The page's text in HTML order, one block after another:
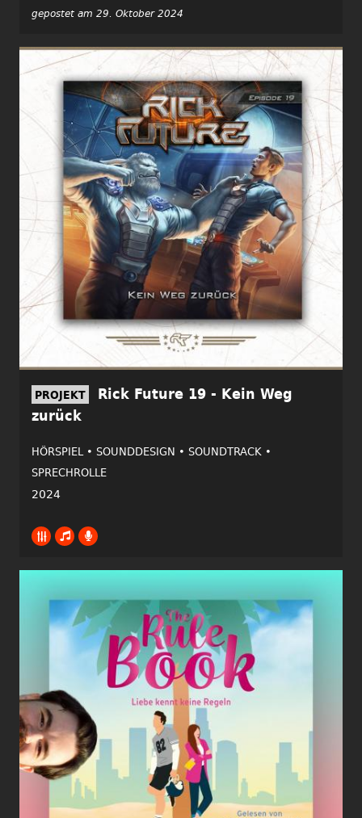
gepostet am 29. Oktober 2024
PROJEKT
Rick Future 19 - Kein Weg
zurück
HÖRSPIEL • SOUNDDESIGN • SOUNDTRACK •
SPRECHROLLE
2024